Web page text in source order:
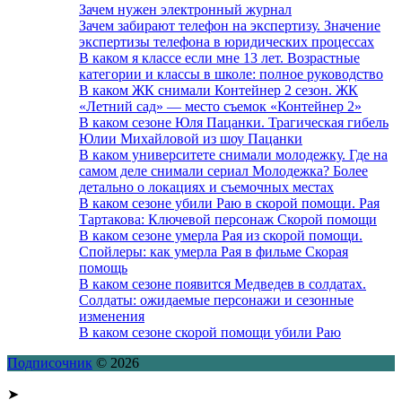
Зачем нужен электронный журнал
Зачем забирают телефон на экспертизу. Значение
экспертизы телефона в юридических процессах
В каком я классе если мне 13 лет. Возрастные
категории и классы в школе: полное руководство
В каком ЖК снимали Контейнер 2 сезон. ЖК
«Летний сад» — место съемок «Контейнер 2»
В каком сезоне Юля Пацанки. Трагическая гибель
Юлии Михайловой из шоу Пацанки
В каком университете снимали молодежку. Где на
самом деле снимали сериал Молодежка? Более
детально о локациях и съемочных местах
В каком сезоне убили Раю в скорой помощи. Рая
Тартакова: Ключевой персонаж Скорой помощи
В каком сезоне умерла Рая из скорой помощи.
Спойлеры: как умерла Рая в фильме Скорая
помощь
В каком сезоне появится Медведев в солдатах.
Солдаты: ожидаемые персонажи и сезонные
изменения
В каком сезоне скорой помощи убили Раю
Подписочник © 2026
➤